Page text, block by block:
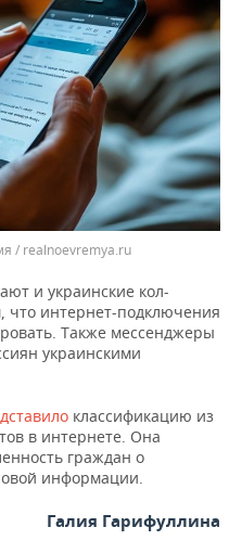
/ realnoevremya.ru
и украинские кол-
что интернет-подключения
Также мессенджеры
украинскими
классификацию из
в интернете. Она
граждан о
информации.
Галия Гарифуллина